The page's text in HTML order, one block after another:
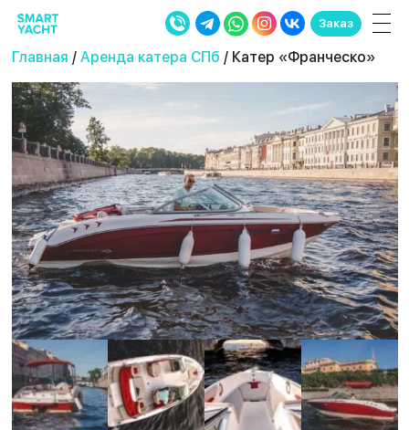
Заказ
Главная / Аренда катера СПб / Катер «Франческо»